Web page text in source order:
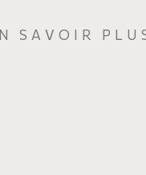
SAVOIR